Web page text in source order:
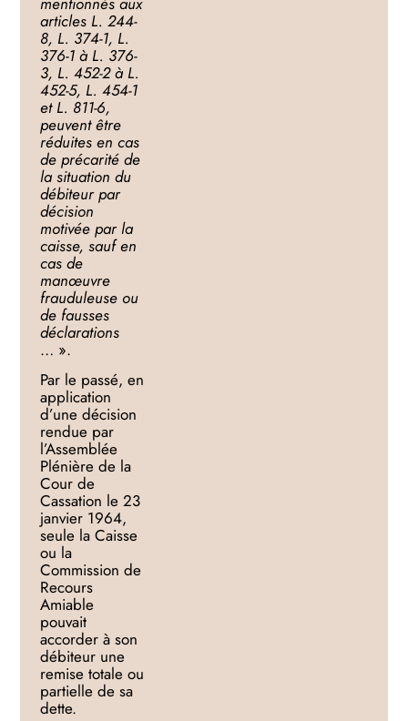
articles L. 244-
8, L. 374-1, L.
376-1 à L. 376-
3, L. 452-2 à L.
452-5, L. 454-1
et L. 811-6,
peuvent être
réduites en cas
de précarité de
la situation du
débiteur par
décision
motivée par la
caisse, sauf en
cas de
manœuvre
frauduleuse ou
de fausses
déclarations
… ».
Par le passé, en
application
d’une décision
rendue par
l’Assemblée
Plénière de la
Cour de
Cassation le 23
janvier 1964,
seule la Caisse
ou la
Commission de
Recours
Amiable
pouvait
accorder à son
débiteur une
remise totale ou
partielle de sa
dette.